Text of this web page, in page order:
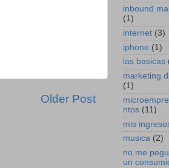
Older Post
inbound
(1)
internet (3)
iphone (1)
las basicas
marketing
(1)
ntos (11)
mis
musica (2)
no me
un